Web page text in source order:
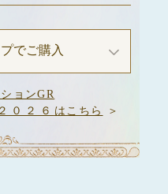
でご購入
ョンGR
２０２６ はこちら ＞